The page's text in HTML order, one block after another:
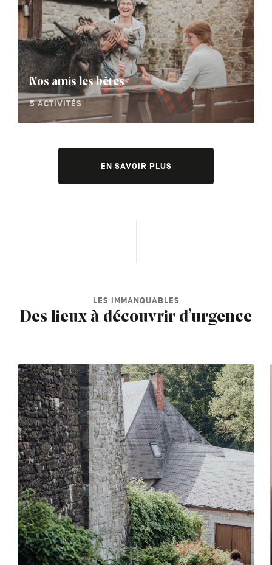
Nos amis les bêtes
5 ACTIVITÉS
EN SAVOIR PLUS
LES IMMANQUABLES
Des lieux à découvrir d’urgence